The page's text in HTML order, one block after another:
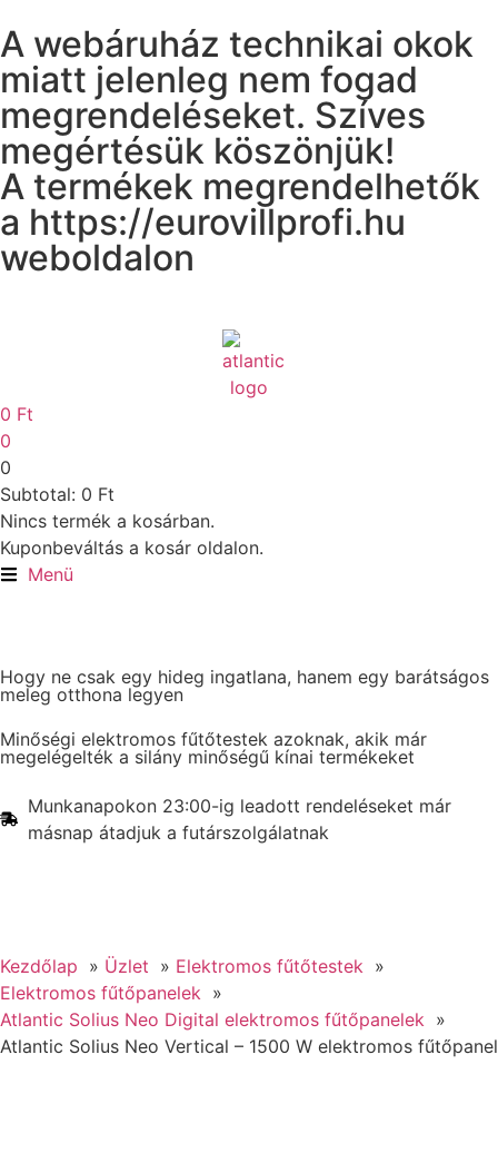
A webáruház technikai okok
miatt jelenleg nem fogad
megrendeléseket. Szíves
megértésük köszönjük!
A termékek megrendelhetők
a https://eurovillprofi.hu
weboldalon
0 Ft
0
0
Subtotal: 0 Ft
Nincs termék a kosárban.
Kuponbeváltás a kosár oldalon.
Menü
Hogy ne csak egy hideg ingatlana, hanem egy barátságos
meleg otthona legyen
Minőségi elektromos fűtőtestek azoknak, akik már
megelégelték a silány minőségű kínai termékeket
Munkanapokon 23:00-ig leadott rendeléseket már
másnap átadjuk a futárszolgálatnak
Kezdőlap Üzlet
Elektromos fűtőtestek
Elektromos fűtőpanelek
Atlantic Solius Neo Digital elektromos fűtőpanelek
Atlantic Solius Neo Vertical – 1500 W elektromos fűtőpanel